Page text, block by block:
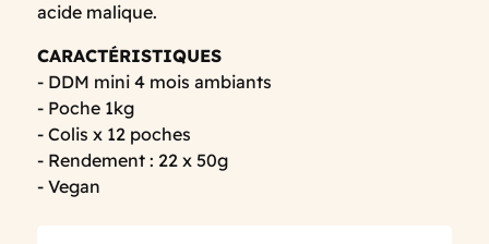
acide malique.
CARACTÉRISTIQUES
- DDM mini 4 mois ambiants
- Poche 1kg
- Colis x 12 poches
- Rendement : 22 x 50g
- Vegan